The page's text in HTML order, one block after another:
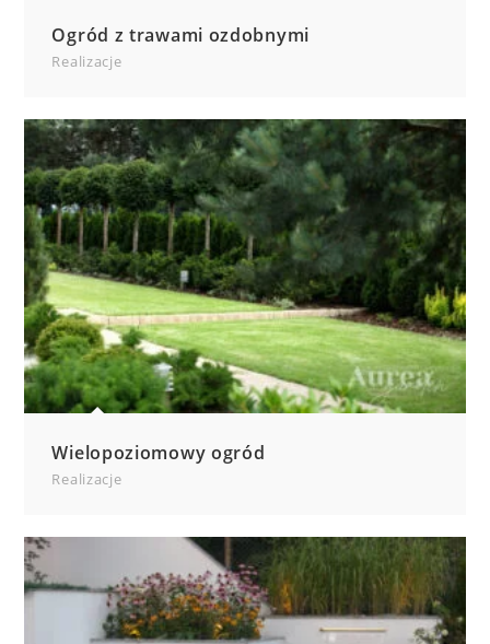
Ogród z trawami ozdobnymi
Realizacje
Wielopoziomowy ogród
Realizacje